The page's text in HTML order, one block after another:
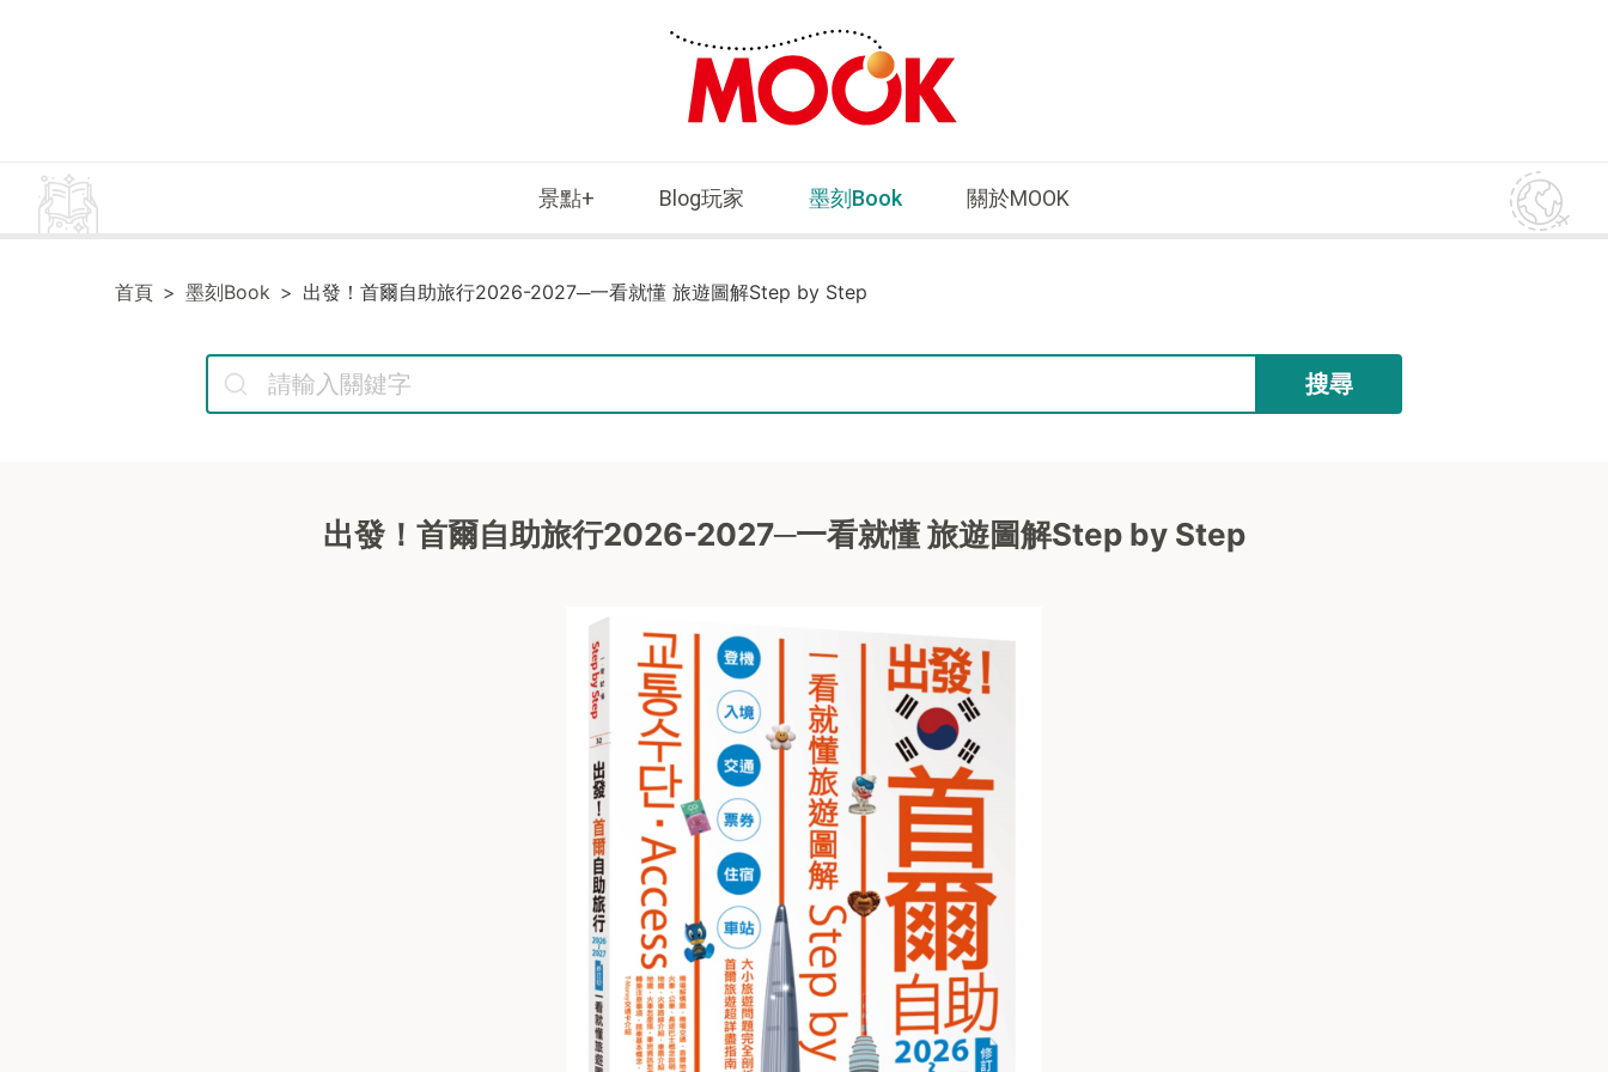
景點+ Blog玩家 墨刻Book 關於MOOK
首頁 墨刻Book 出發！首爾自助旅行2026-2027─一看就懂 旅遊圖解Step by Step
搜尋
出發！首爾自助旅行2026-2027─一看就懂 旅遊圖解Step by Step